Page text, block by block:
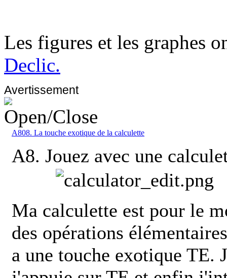
Les figures et les graphes
Declic.
Avertissement
A808. La touche exotique de la calculette
A8. Jouez avec une
Ma calculette est pour le
des opérations
a une touche exotique TE.